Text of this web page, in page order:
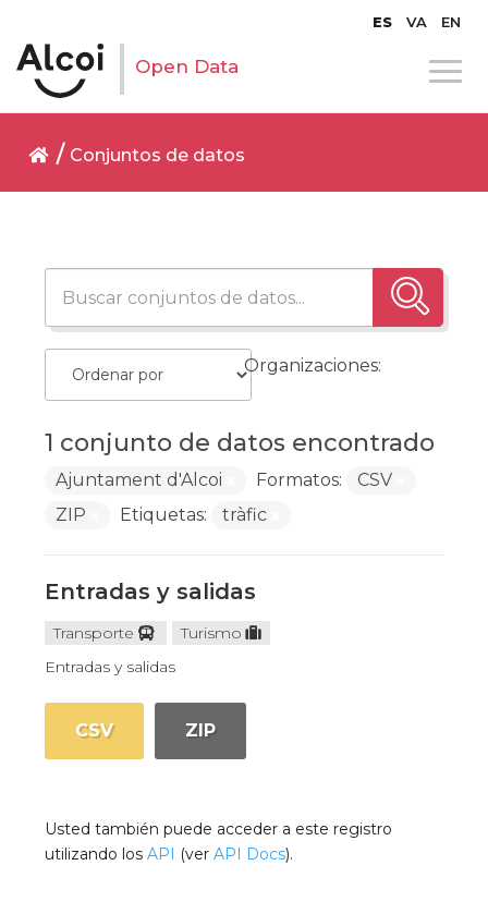
ES VA EN
Open Data
Conjuntos de datos
1 conjunto de datos encontrado
Organizaciones:
Ajuntament d'Alcoi Formatos:
CSV
ZIP
Etiquetas: tràfic
Entradas y salidas
Transporte
Turismo
Entradas y salidas
CSV ZIP
Usted también puede acceder a este registro
utilizando losAPI (verAPI Docs).